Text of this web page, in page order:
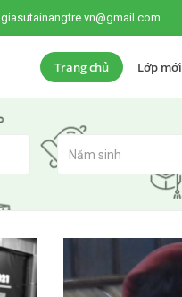
giasutainangtre.vn@gmail.com
Trang chủ Lớp mới